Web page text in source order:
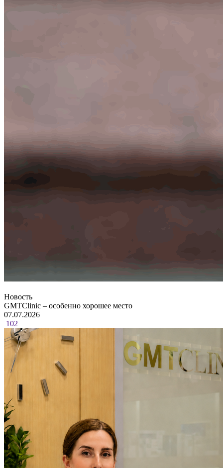
Новость
GMTClinic – особенно хорошее место
07.07.2026
102